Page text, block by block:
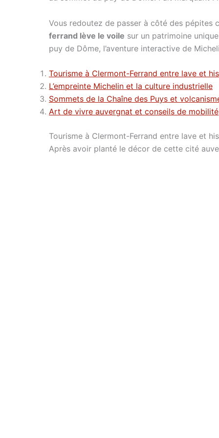
Vous redoutez de passer à côté des pépites
ferrand lève le voile sur un patrimoine
puy de Dôme, l’aventure interactive de
Tourisme à Clermont-Ferrand entre lave et
L’empreinte Michelin et la culture industrielle
Sommets de la Chaîne des Puys et
Art de vivre auvergnat et conseils de mobilité
Tourisme à Clermont-Ferrand entre lave et
Après avoir planté le décor de cette cité